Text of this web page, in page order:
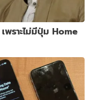
ราะไม่มีปุ่ม Home